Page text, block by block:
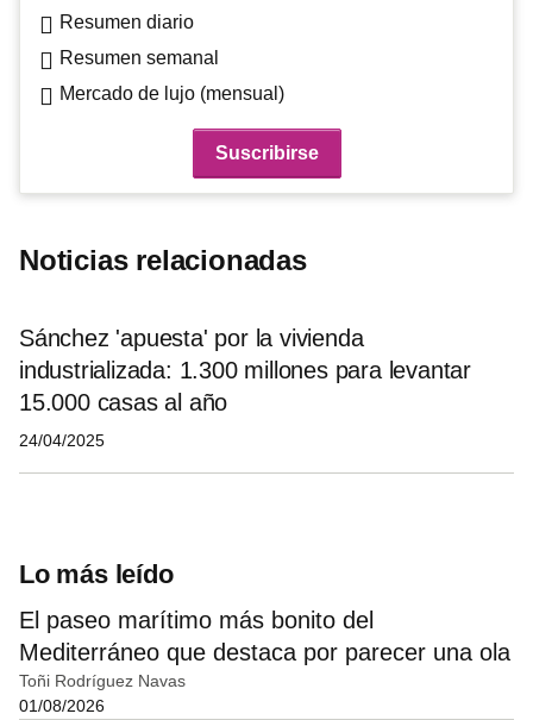
Resumen diario
Resumen semanal
Mercado de lujo (mensual)
Noticias relacionadas
Sánchez 'apuesta' por la vivienda
industrializada: 1.300 millones para levantar
15.000 casas al año
24/04/2025
Lo más leído
El paseo marítimo más bonito del
Mediterráneo que destaca por parecer una ola
Toñi Rodríguez Navas
01/08/2026